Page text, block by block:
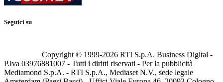
Seguici su
Copyright © 1999-2026 RTI S.p.A. Business Digital -
P.Iva 03976881007 - Tutti i diritti riservati - Per la pubblicità
Mediamond S.p.A. - RTI S.p.A., Mediaset N.V., sede legale